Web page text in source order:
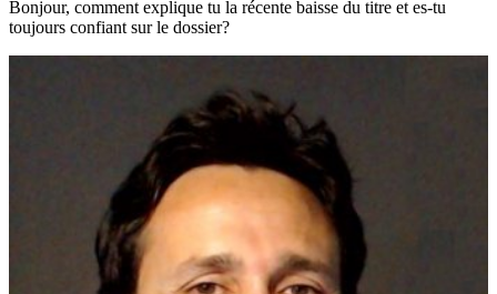
Bonjour, comment explique tu la récente baisse du titre et es-tu
toujours confiant sur le dossier?